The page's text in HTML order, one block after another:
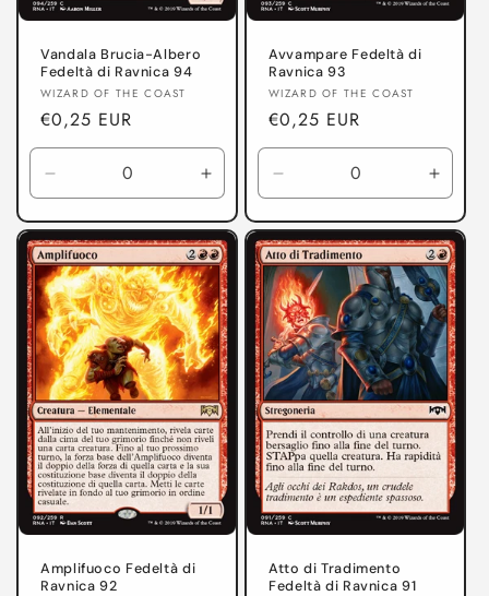
Vandala Brucia-Albero
Fedeltà di Ravnica 94
Produttore:
WIZARD OF THE COAST
Prezzo
di
listino
€0,25 EUR
Diminuisci
quantità
per
Fedeltà
di
Ravnica
Aumenta
quantità
per
Fedeltà
di
Ravnica
Avvampare Fedeltà di
Ravnica 93
Produttore:
WIZARD OF THE COAST
Prezzo
di
listino
€0,25 EUR
Diminuisci
quantità
per
Fedeltà
di
Ravnica
per
di
Amplifuoco Fedeltà di
Ravnica 92
Atto di Tradimento
Fedeltà di Ravnica 91